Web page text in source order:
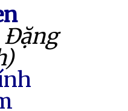
Đặng